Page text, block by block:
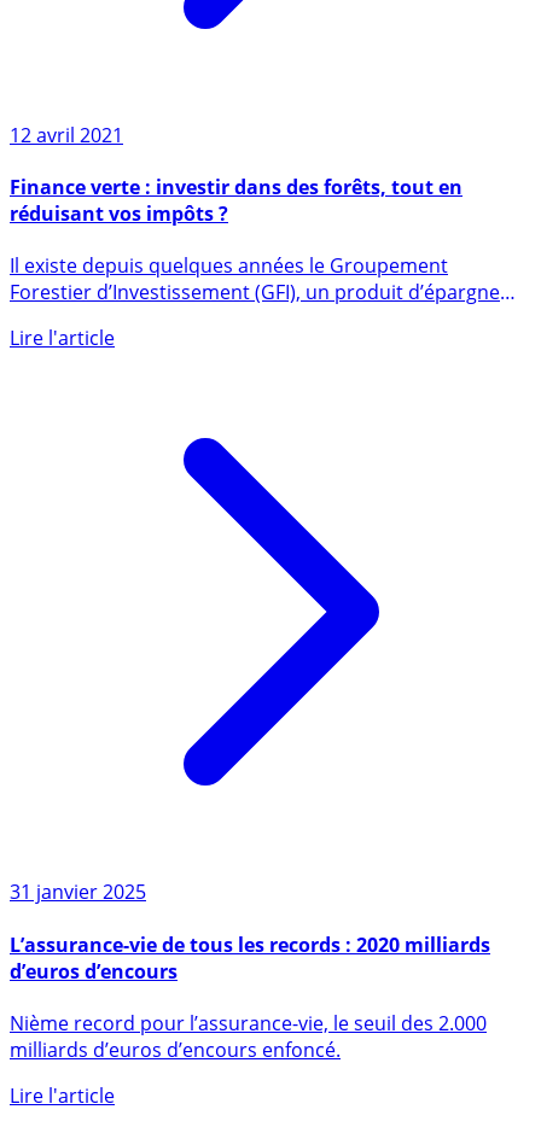
12 avril 2021
réduisant vos impôts ?
Forestier d’Investissement (GFI), un produit d’épargne
31 janvier 2025
d’euros d’encours
milliards d’euros d’encours enfoncé.